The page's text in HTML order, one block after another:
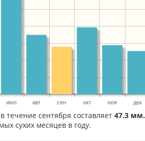
июл авг сен окт ноя дек
течение сентября составляет 47.3 мм.
сухих месяцев в году.